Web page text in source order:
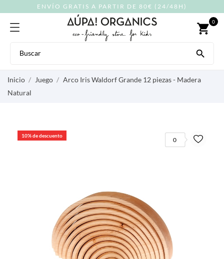
ENVÍO GRATIS A PARTIR DE 80€ (24/48H)
shopping_cart 0

Inicio Juego
Arco Iris Waldorf Grande 12 piezas - Madera
Natural
10% de descuento
0